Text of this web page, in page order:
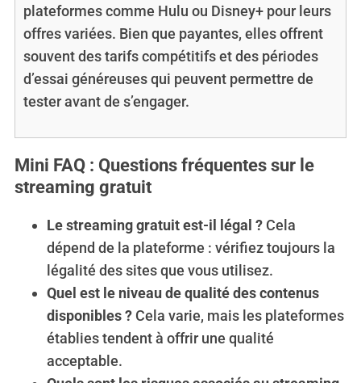
plateformes comme Hulu ou Disney+ pour leurs
offres variées. Bien que payantes, elles offrent
souvent des tarifs compétitifs et des périodes
d’essai généreuses qui peuvent permettre de
tester avant de s’engager.
Mini FAQ : Questions fréquentes sur le
streaming gratuit
Le streaming gratuit est-il légal ?Cela
dépend de la plateforme : vérifiez toujours la
légalité des sites que vous utilisez.
Quel est le niveau de qualité des contenus
disponibles ?Cela varie, mais les plateformes
établies tendent à offrir une qualité
acceptable.
e
c
h
: